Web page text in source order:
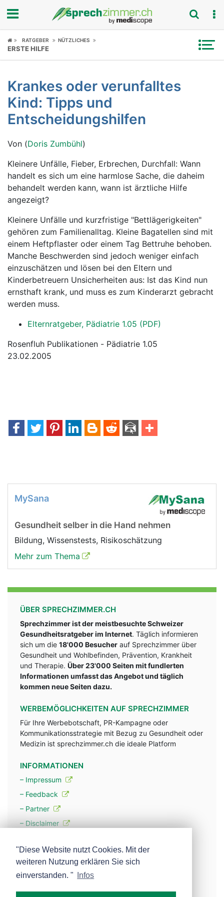
Fokus
Symptome
Untersuchungen
News
Ratgeber
Rubriken
RATGEBER NÜTZLICHES
ERSTE HILFE
Krankes oder verunfalltes
Kind: Tipps und
Entscheidungshilfen
Von (Doris Zumbühl)
Kleinere Unfälle, Fieber, Erbrechen, Durchfall: Wann
handelt es sich um eine harmlose Sache, die daheim
behandelt werden kann, wann ist ärztliche Hilfe
angezeigt?
Kleinere Unfälle und kurzfristige "Bettlägerigkeiten"
gehören zum Familienalltag. Kleine Bagatellen sind mit
einem Heftpflaster oder einem Tag Bettruhe behoben.
Manche Beschwerden sind jedoch weniger einfach
einzuschätzen und lösen bei den Eltern und
Kinderbetreuern Unsicherheiten aus: Ist das Kind nun
ernsthaft krank, und muss es zum Kinderarzt gebracht
werden muss.
Elternratgeber, Pädiatrie 1.05 (PDF)
Rosenfluh Publikationen - Pädiatrie 1.05
23.02.2005
MySana
Gesundheit selber in die Hand nehmen
Bildung, Wissenstests, Risikoschätzung
Mehr zum Thema
ÜBER SPRECHZIMMER.CH
Sprechzimmer ist der meistbesuchte Schweizer
Gesundheitsratgeber im Internet. Täglich informieren
sich um die 18'000 Besucher auf Sprechzimmer über
Gesundheit und Wohlbefinden, Prävention, Krankheit
und Therapie. Über 23'000 Seiten mit fundlerten
Informationen umfasst das Angebot und täglich
kommen neue Seiten dazu.
WERBEMÖGLICHKEITEN AUF SPRECHZIMMER
Für Ihre Werbebotschaft, PR-Kampagne oder
Kommunikationsstrategie mit Bezug zu Gesundheit oder
Medizin ist sprechzimmer.ch die ideale Platform
INFORMATIONEN
– Impressum
– Feedback
– Partner
– Disclaimer
– Werbung
– Mehr über unsere Experten
"Diese Website nutzt Cookies. Mit der
weiteren Nutzung erklären Sie sich
einverstanden. "
Infos